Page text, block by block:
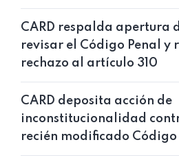
CARD respalda apertura
revisar el Código Penal y
rechazo al artículo 310
CARD deposita acción de
inconstitucionalidad
recién modificado Código